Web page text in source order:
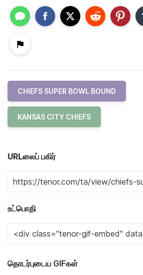
CHIEFS SUPER BOWL BOUND
KANSAS CITY CHIEFS
URLலைப் பகிர்
உட்பொதி
தொடர்புடைய GIFகள்